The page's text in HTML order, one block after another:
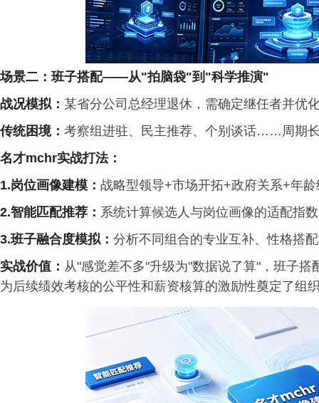
场景二：班子搭配——从"拍脑袋"到 "科学推演"
战况模拟： 某省分公司总经理退休，需确定继任者并优
传统困境： 考察组进驻、民主推荐、个别谈话……周期
名才mchr实战打法：
1.岗位画像建模 ： 战略型领导+市场开拓+政府关系+年
2.智能匹配推荐： 系统计算候选人与岗位画像的适配指数
3.班子融合度模拟： 分析不同组合的专业互补、性格搭
实战价值 ： 从"感觉差不多"升级为"数据说了算"，班子
为后续绩效考核的公平性和薪资核算的激励性奠定了组